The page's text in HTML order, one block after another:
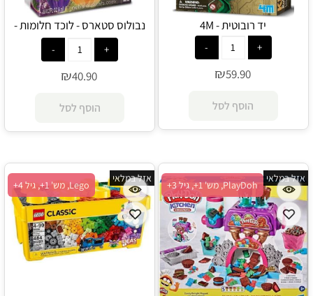
יד רובוטית - 4M
₪59.90
הוסף לסל
נבולוס סטארס - לוכד חלומות -
Nebulous Stars
₪40.90
הוסף לסל
PlayDoh, מש' 1+, גיל 3+
אזל במלאי
Lego, מש' 1+, גיל 4+
אזל במלאי